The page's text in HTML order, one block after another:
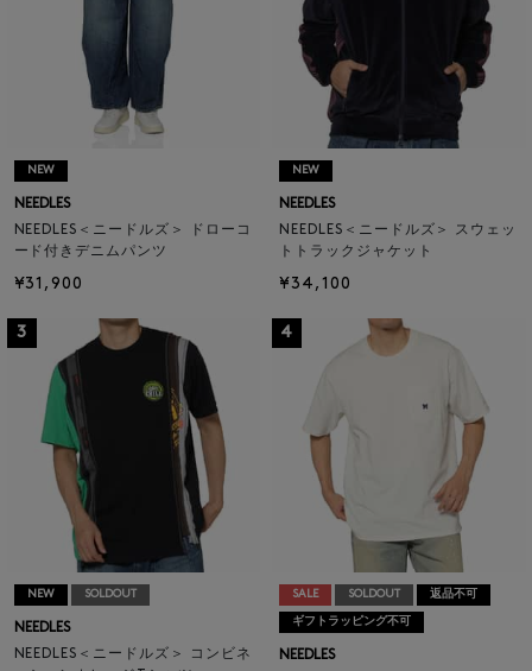
NEW
NEEDLES
NEEDLES＜ニードルズ＞ ドローコ
ード付きデニムパンツ
¥31,900
NEW
NEEDLES
NEEDLES＜ニードルズ＞ スウェッ
トトラックジャケット
¥34,100
3
NEW SOLDOUT
NEEDLES
NEEDLES＜ニードルズ＞ コンビネ
4
SALE SOLDOUT 返品不可
ギフトラッピング不可
NEEDLES